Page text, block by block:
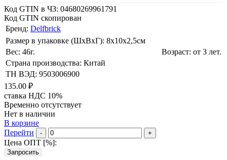
Код GTIN в ЧЗ: 04680269961791
Код GTIN скопирован
Бренд: Delfbrick
Размер в упаковке (ШхВxГ): 8х10х2,5cм
Вес: 46г.
Возраст: от 3 лет.
Страна производства: Китай
ТН ВЭД: 9503006900
135.00 ₽
ставка НДС 10%
Временно отсутствует
Нет в наличии
В корзине
Перейти
- +
Цена ОПТ [%]:
Запросить